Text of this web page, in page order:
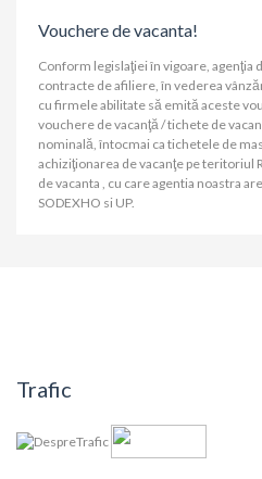
Vouchere de vacanta!
Conform legislaţiei în vigoare, agenţia
contracte de afiliere, în vederea
cu firmele abilitate să emită aceste
vouchere de vacanţă / tichete de
nominală, întocmai ca tichetele de
achiziţionarea de vacanţe pe teritoriul
de vacanta , cu care agentia noastra
SODEXHO si UP.
Trafic